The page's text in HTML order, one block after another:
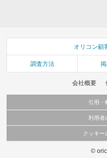
オリコン顧
調査方法
会社概要
引用・
当サイトで公開されている情報（文字、
これらの情報を権利者の許可なく無断
利用者
当サイトに掲載している内容はすべて
弊社の見解・ 意見ではないことをご理解
クッキー
このサイトでは Cookie を使用して、ユ
©